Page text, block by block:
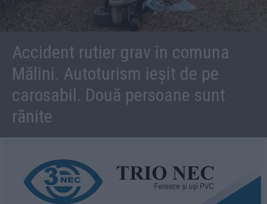
Accident rutier grav în comuna
Mălini. Autoturism ieșit de pe
carosabil. Două persoane sunt
rănite